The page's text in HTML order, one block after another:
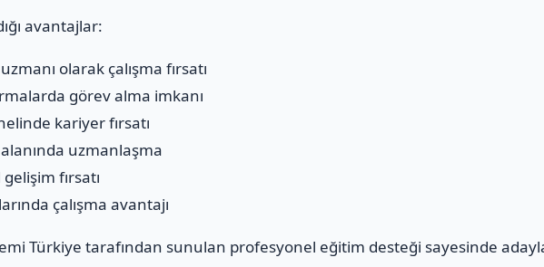
avantajlar:
olarak çalışma fırsatı
görev alma imkanı
kariyer fırsatı
uzmanlaşma
fırsatı
çalışma avantajı
Türkiye tarafından sunulan profesyonel eğitim desteği sayesinde